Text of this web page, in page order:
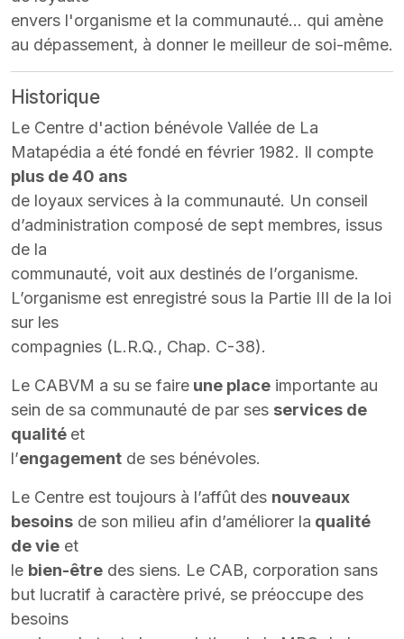
envers l'organisme et la communauté... qui amène
au dépassement, à donner le meilleur de soi-même.
Historique
Le Centre d'action bénévole Vallée de La
Matapédia a été fondé en février 1982. Il compte
plus de 40 ans
de loyaux services à la communauté. Un conseil
d’administration composé de sept membres, issus
de la
communauté, voit aux destinés de l’organisme.
L’organisme est enregistré sous la Partie III de la loi
sur les
compagnies (L.R.Q., Chap. C-38).
Le CABVM a su se faire une place importante au
sein de sa communauté de par ses services de
qualité et
l’engagement de ses bénévoles.
Le Centre est toujours à l’affût des nouveaux
besoins de son milieu afin d’améliorer la qualité
de vie et
le bien-être des siens. Le CAB, corporation sans
but lucratif à caractère privé, se préoccupe des
besoins